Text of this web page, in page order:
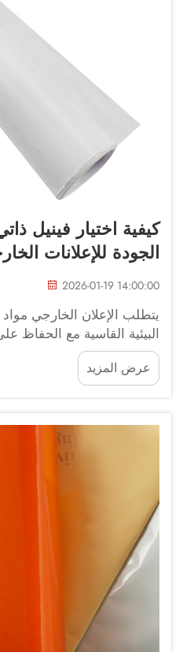
كيفية اختيار فينيل
الجودة للإعلانات
2026-01-19 14:00:00
يتطلب الإعلان الخارجي
البيئية القاسية مع الحفاظ
والالتصاق القوي لفترات
اللاصق الذاتي الخيار
متانة...
عرض المزيد